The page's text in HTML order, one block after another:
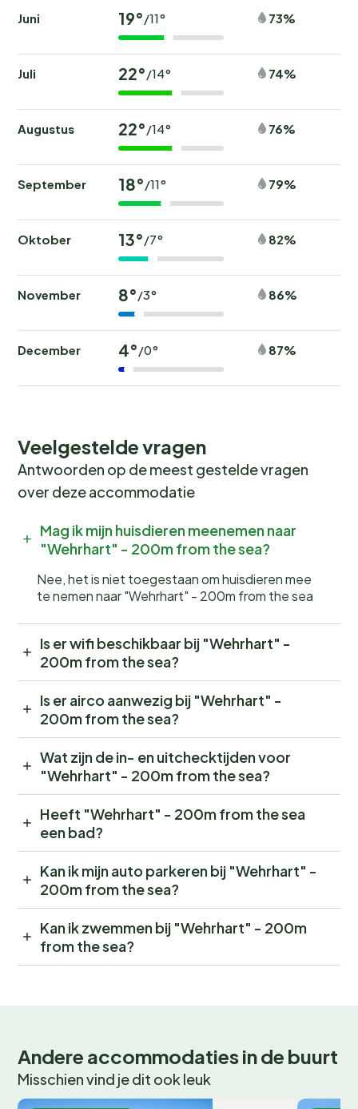
Juni 19°/11° 73%
Juli 22°/14° 74%
Augustus 22°/14° 76%
September 18°/11° 79%
Oktober 13°/7° 82%
November 8°/3° 86%
December 4°/0° 87%
Veelgestelde vragen
Antwoorden op de meest gestelde vragen
over deze accommodatie
Mag ik mijn huisdieren meenemen naar
"Wehrhart" - 200m from the sea?
Nee, het is niet toegestaan om huisdieren mee
te nemen naar "Wehrhart" - 200m from the sea
Is er wifi beschikbaar bij "Wehrhart" -
200m from the sea?
Is er airco aanwezig bij "Wehrhart" -
200m from the sea?
Wat zijn de in- en uitchecktijden voor
"Wehrhart" - 200m from the sea?
Heeft "Wehrhart" - 200m from the sea
een bad?
Kan ik mijn auto parkeren bij "Wehrhart" -
200m from the sea?
Kan ik zwemmen bij "Wehrhart" - 200m
from the sea?
Andere accommodaties in de buurt
Misschien vind je dit ook leuk